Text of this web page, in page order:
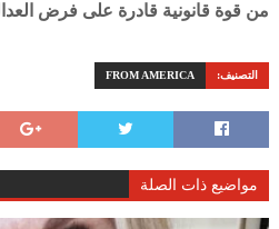
من قوة قانونية قادرة على فرض
التصنيف: FROM AMERICA
مواضيع ذات الصلة